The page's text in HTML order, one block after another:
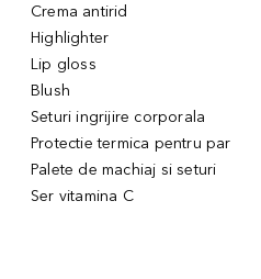
Crema antirid
Highlighter
Lip gloss
Blush
Seturi ingrijire corporala
Protectie termica pentru par
Palete de machiaj si seturi
Ser vitamina C